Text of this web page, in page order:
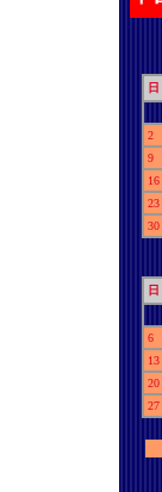
日
2
9
16
23
30
日
6
13
20
27